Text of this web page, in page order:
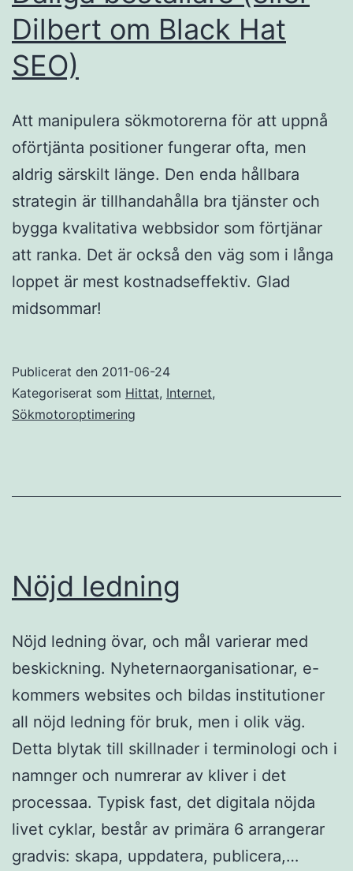
Dilbert om Black Hat
SEO)
Att manipulera sökmotorerna för att uppnå
oförtjänta positioner fungerar ofta, men
aldrig särskilt länge. Den enda hållbara
strategin är tillhandahålla bra tjänster och
bygga kvalitativa webbsidor som förtjänar
att ranka. Det är också den väg som i långa
loppet är mest kostnadseffektiv. Glad
midsommar!
Publicerat den 2011-06-24
Kategoriserat som Hittat, Internet,
Sökmotoroptimering
Nöjd ledning
Nöjd ledning övar, och mål varierar med
beskickning. Nyheternaorganisationar, e-
kommers websites och bildas institutioner
all nöjd ledning för bruk, men i olik väg.
Detta blytak till skillnader i terminologi och i
namnger och numrerar av kliver i det
processaa. Typisk fast, det digitala nöjda
livet cyklar, består av primära 6 arrangerar
gradvis: skapa, uppdatera, publicera,…